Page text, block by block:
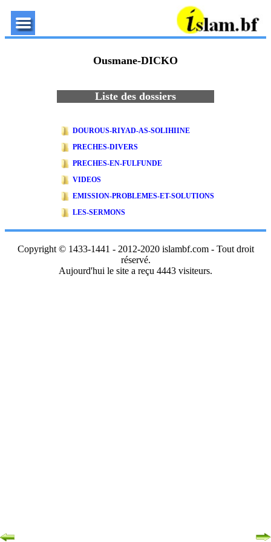
Ousmane-DICKO
Liste des dossiers
DOUROUS-RIYAD-AS-SOLIHIINE
PRECHES-DIVERS
PRECHES-EN-FULFUNDE
VIDEOS
EMISSION-PROBLEMES-ET-SOLUTIONS
LES-SERMONS
Copyright © 1433-1441 - 2012-2020 islambf.com - Tout droit
réservé.
Aujourd'hui le site a reçu 4443 visiteurs.